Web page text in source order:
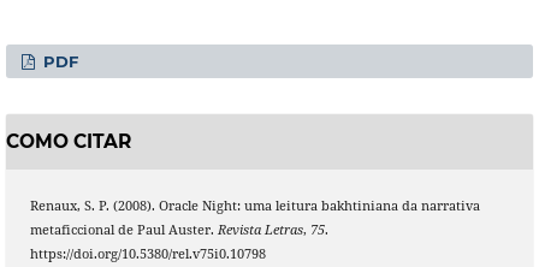
PDF
COMO CITAR
Renaux, S. P. (2008). Oracle Night: uma leitura bakhtiniana da narrativa
metaficcional de Paul Auster. Revista Letras, 75.
https://doi.org/10.5380/rel.v75i0.10798